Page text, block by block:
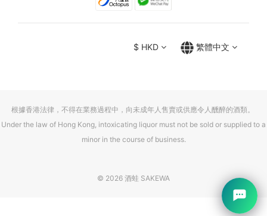
$ HKD 繁體中文
根據香港法律，不得在業務過程中，向未成年人售賣或供應令人醺醉的酒類。
Under the law of Hong Kong, intoxicating liquor must not be sold or supplied to a
minor in the course of business.
© 2026 酒蛙 SAKEWA